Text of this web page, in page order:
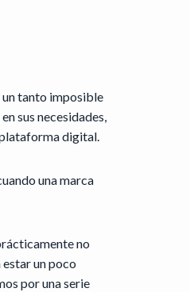
un tanto imposible
sus necesidades,
digital.
una marca
no
estar un poco
por una serie